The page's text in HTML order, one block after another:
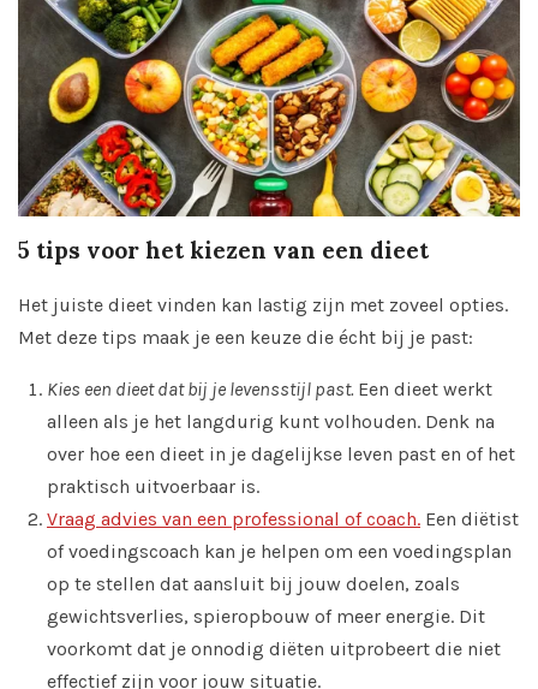
5 tips voor het kiezen van een dieet
Het juiste dieet vinden kan lastig zijn met zoveel opties.
Met deze tips maak je een keuze die écht bij je past:
Kies een dieet dat bij je levensstijl past. Een dieet werkt
alleen als je het langdurig kunt volhouden. Denk na
over hoe een dieet in je dagelijkse leven past en of het
praktisch uitvoerbaar is.
Vraag advies van een professional of coach. Een diëtist
of voedingscoach kan je helpen om een voedingsplan
op te stellen dat aansluit bij jouw doelen, zoals
gewichtsverlies, spieropbouw of meer energie. Dit
voorkomt dat je onnodig diëten uitprobeert die niet
effectief zijn voor jouw situatie.